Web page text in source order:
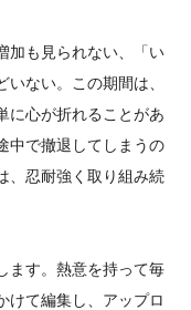
加も見られない、「い
ない。この期間は、
に心が折れることがあ
中で撤退してしまうの
、忍耐強く取り組み続
ます。熱意を持って毎
けて編集し、アップロ